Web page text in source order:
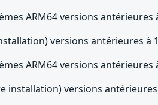
ARM64 versions antérieures
versions antérieures à
ARM64 versions antérieures
installation) versions